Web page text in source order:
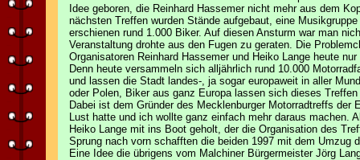
Idee geboren, die Reinhard Hassemer nicht mehr aus dem
nächsten Treffen wurden Stände aufgebaut, eine
erschienen rund 1.000 Biker. Auf diesen Ansturm war man
Veranstaltung drohte aus den Fugen zu geraten. Die
Organisatoren Reinhard Hassemer und Heiko Lange heute
Denn heute versammeln sich alljährlich rund 10.000
und lassen die Stadt landes-, ja sogar europaweit in aller
oder Polen, Biker aus ganz Europa lassen sich dieses
Dabei ist dem Gründer des Mecklenburger Motorradtreffs
Lust hatte und ich wollte ganz einfach mehr daraus machen.
Heiko Lange mit ins Boot geholt, der die Organisation des
Sprung nach vorn schafften die beiden 1997 mit dem Umzug
Eine Idee die übrigens vom Malchiner Bürgermeister Jörg